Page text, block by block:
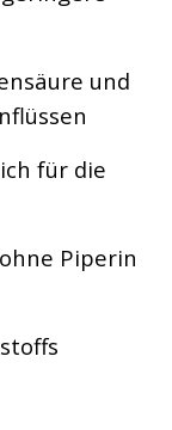
und
für die
Piperin